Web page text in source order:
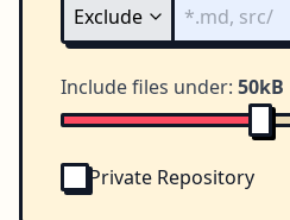
Include files under: 50kB
Private Repository